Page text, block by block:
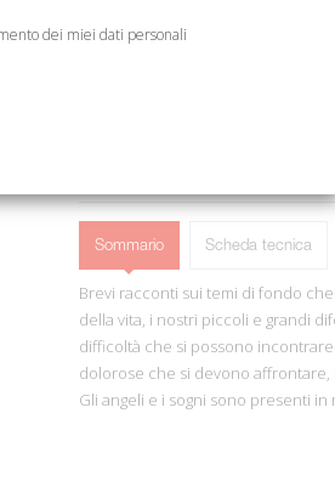
Roma, 1996; br., pp. 96, cm 15x21.
Sommario Scheda tecnica
Brevi racconti sui temi di fondo
della vita, i nostri piccoli e grandi
difficoltà che si possono
dolorose che si devono
Gli angeli e i sogni sono presenti
dei miei dati personali